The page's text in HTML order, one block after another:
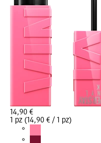
14,90 €
1 pz (14,90 € / 1 pz)